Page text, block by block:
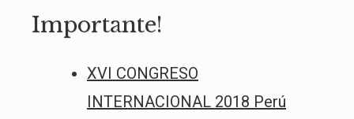
Importante!
XVI CONGRESO
INTERNACIONAL 2018 Perú